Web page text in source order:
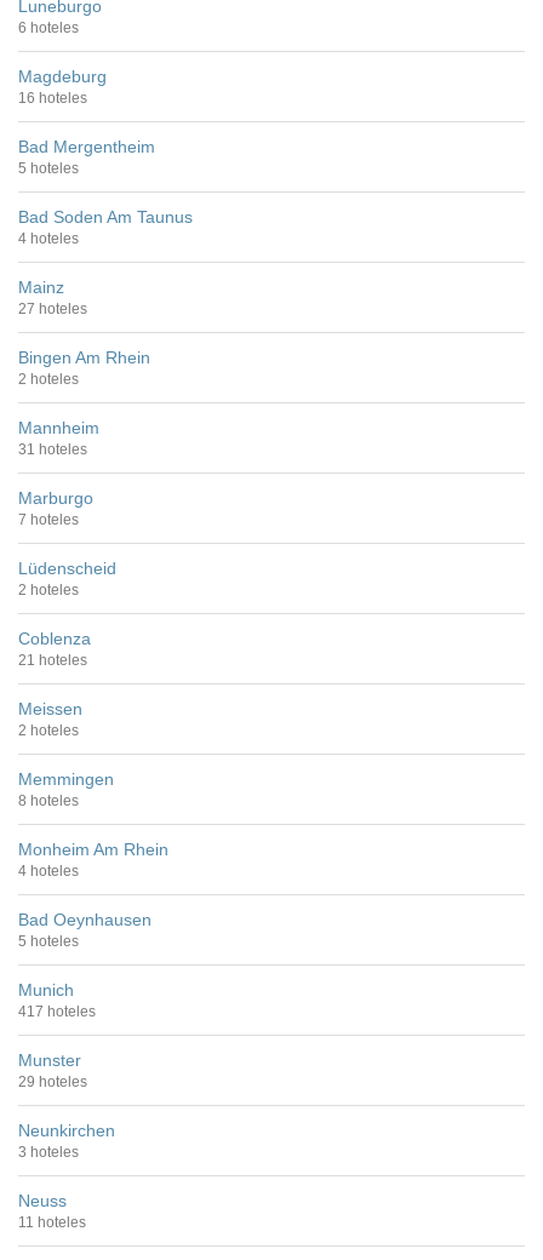
Luneburgo
6 hoteles
Magdeburg
16 hoteles
Bad Mergentheim
5 hoteles
Bad Soden Am Taunus
4 hoteles
Mainz
27 hoteles
Bingen Am Rhein
2 hoteles
Mannheim
31 hoteles
Marburgo
7 hoteles
Lüdenscheid
2 hoteles
Coblenza
21 hoteles
Meissen
2 hoteles
Memmingen
8 hoteles
Monheim Am Rhein
4 hoteles
Bad Oeynhausen
5 hoteles
Munich
417 hoteles
Munster
29 hoteles
Neunkirchen
3 hoteles
Neuss
11 hoteles